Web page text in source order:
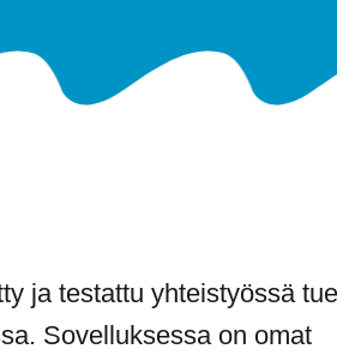
ja testattu yhteistyössä
Sovelluksessa on omat